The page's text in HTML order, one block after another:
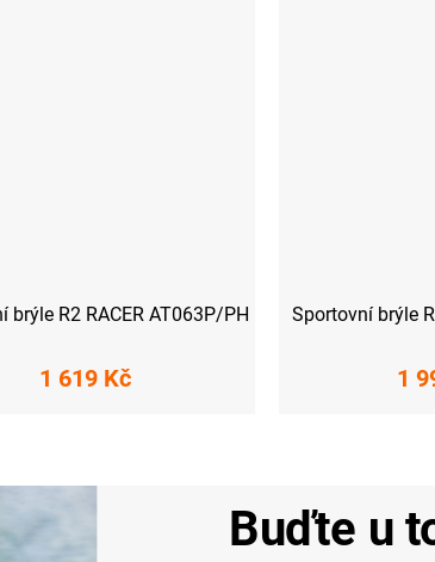
brýle R2 RACER AT063P/PH
1 619 Kč
Sportovní brýle
1
Buďte u